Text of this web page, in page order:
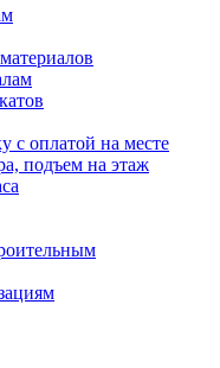
с оплатой на месте
подъем на этаж